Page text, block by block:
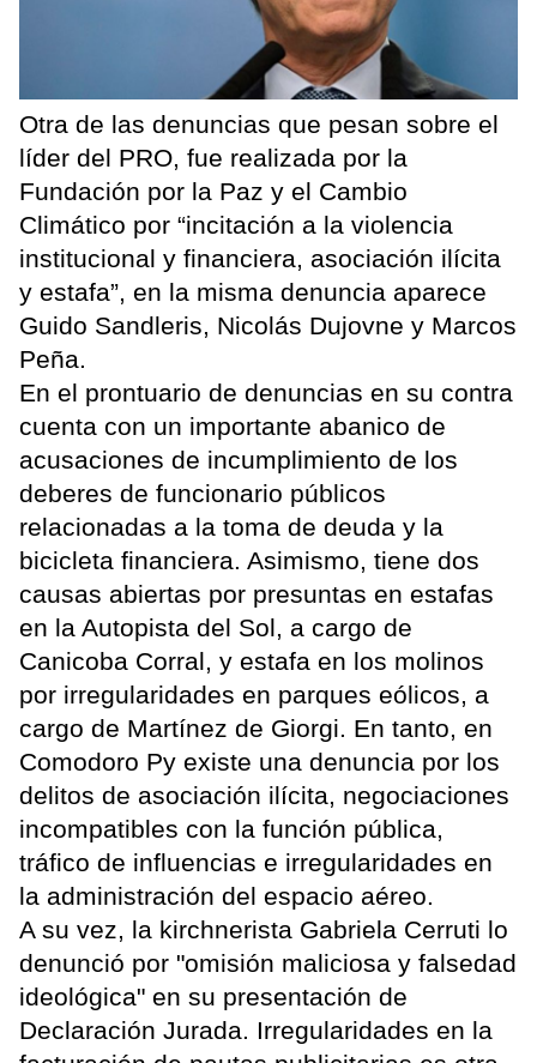
Otra de las denuncias que pesan sobre el
líder del PRO, fue realizada por la
Fundación por la Paz y el Cambio
Climático por “incitación a la violencia
institucional y financiera, asociación ilícita
y estafa”, en la misma denuncia aparece
Guido Sandleris, Nicolás Dujovne y Marcos
Peña.
En el prontuario de denuncias en su contra
cuenta con un importante abanico de
acusaciones de incumplimiento de los
deberes de funcionario públicos
relacionadas a la toma de deuda y la
bicicleta financiera. Asimismo, tiene dos
causas abiertas por presuntas en estafas
en la Autopista del Sol, a cargo de
Canicoba Corral, y estafa en los molinos
por irregularidades en parques eólicos, a
cargo de Martínez de Giorgi. En tanto, en
Comodoro Py existe una denuncia por los
delitos de asociación ilícita, negociaciones
incompatibles con la función pública,
tráfico de influencias e irregularidades en
la administración del espacio aéreo.
A su vez, la kirchnerista Gabriela Cerruti lo
denunció por "omisión maliciosa y falsedad
ideológica" en su presentación de
Declaración Jurada. Irregularidades en la